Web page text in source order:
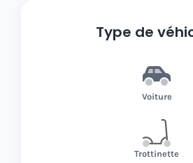
Type de
Voiture
Trottinette